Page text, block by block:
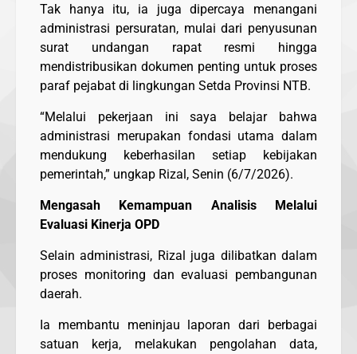
Tak hanya itu, ia juga dipercaya menangani
administrasi persuratan, mulai dari penyusunan
surat undangan rapat resmi hingga
mendistribusikan dokumen penting untuk proses
paraf pejabat di lingkungan Setda Provinsi NTB.
“Melalui pekerjaan ini saya belajar bahwa
administrasi merupakan fondasi utama dalam
mendukung keberhasilan setiap kebijakan
pemerintah,” ungkap Rizal, Senin (6/7/2026).
Mengasah Kemampuan Analisis Melalui
Evaluasi Kinerja OPD
Selain administrasi, Rizal juga dilibatkan dalam
proses monitoring dan evaluasi pembangunan
daerah.
Ia membantu meninjau laporan dari berbagai
satuan kerja, melakukan pengolahan data,